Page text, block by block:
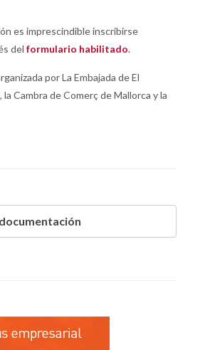
es imprescindible inscribirse
del formulario habilitado.
por La Embajada de El
la Cambra de Comerç de Mallorca y la